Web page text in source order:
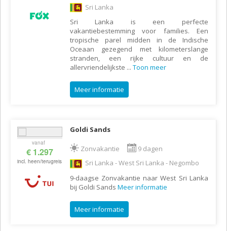
Sri Lanka
Sri Lanka is een perfecte
vakantiebestemming voor families. Een
tropische parel midden in de Indische
Oceaan gezegend met kilometerslange
stranden, een rijke cultuur en de
allervriendelijkste ... Toon meer
Meer informatie
vanaf
€ 1.297
incl. heen/terugreis
Goldi Sands
Zonvakantie
9 dagen
Sri Lanka - West Sri Lanka - Negombo
9-daagse Zonvakantie naar West Sri Lanka
bij Goldi Sands Meer informatie
Meer informatie